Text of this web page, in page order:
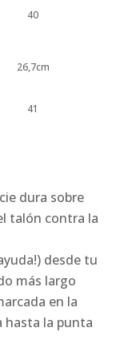
40
26,7cm
41
dura sobre
talón contra la
desde tu
más largo
en la
hasta la punta